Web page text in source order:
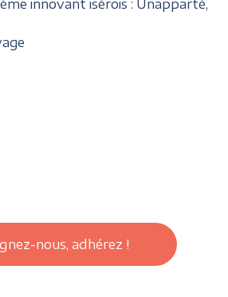
innovant isérois : Unapparté,
nous, adhérez !